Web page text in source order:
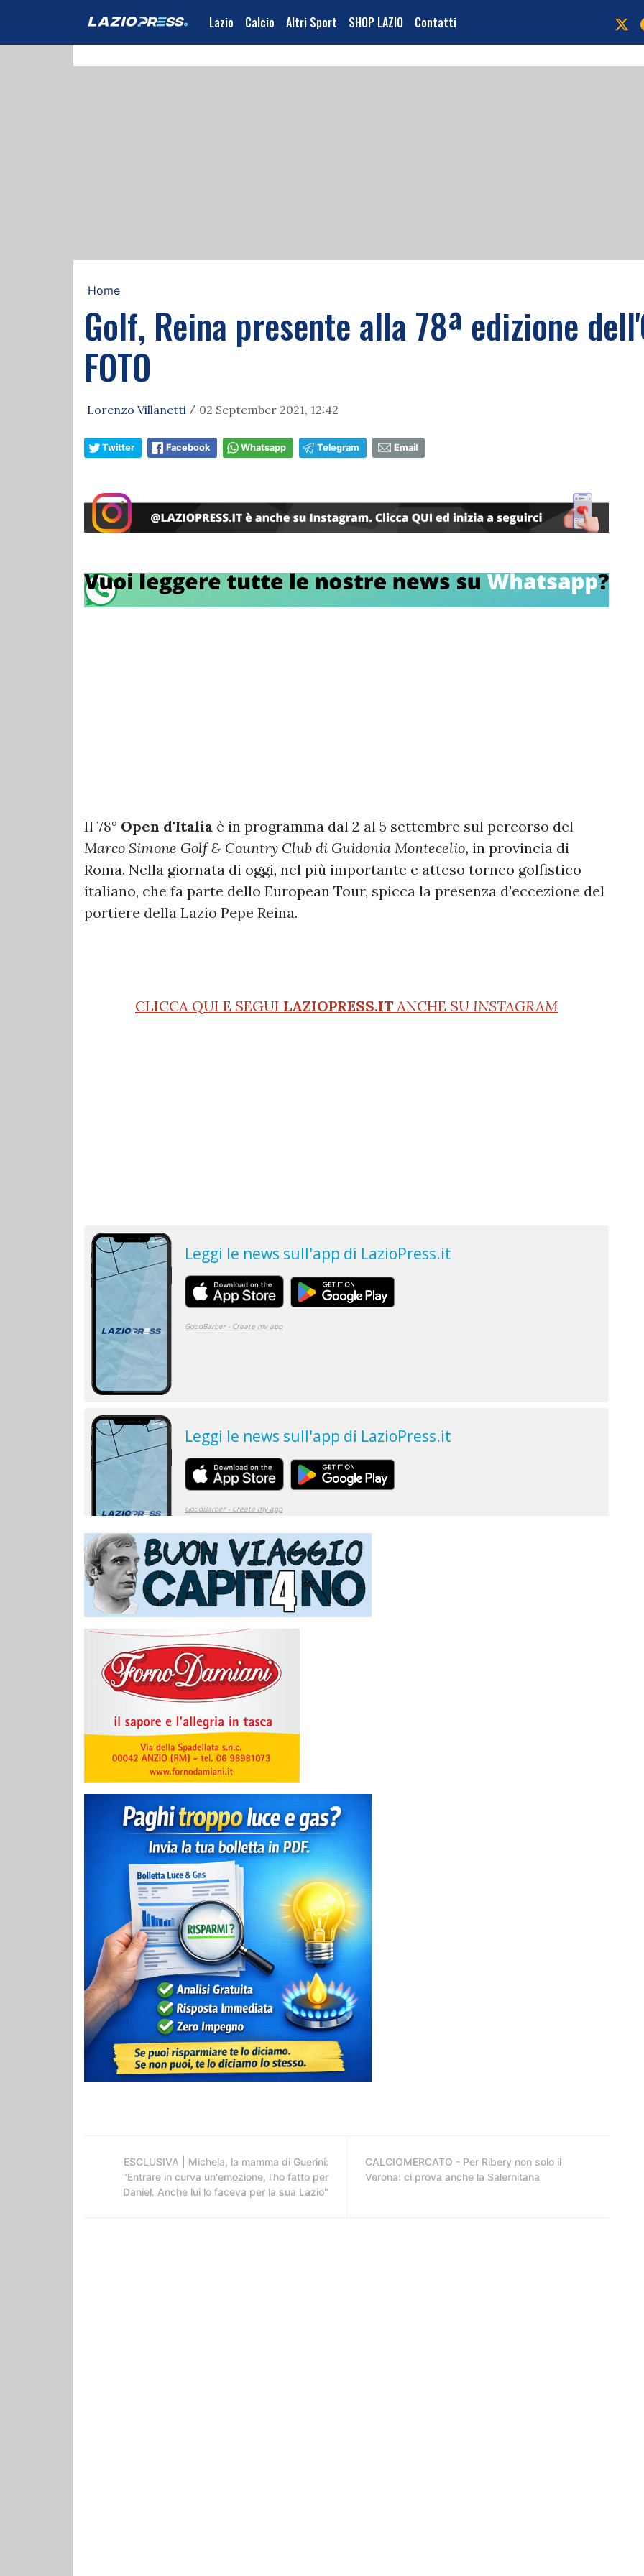
Lazio Calcio Altri Sport SHOP LAZIO Contatti
Home
Golf, Reina presente alla 78ª edizione
FOTO
Lorenzo Villanetti / 02 September 2021, 12:42
Twitter Facebook Whatsapp Telegram Email
Il 78° Open d'Italia è in programma dal 2 al 5 settembre sul percorso del
Marco Simone Golf & Country Club di Guidonia Montecelio, in provincia di
Roma. Nella giornata di oggi, nel più importante e atteso torneo golfistico
italiano, che fa parte dello European Tour, spicca la presenza d'eccezione del
portiere della Lazio Pepe Reina.
CLICCA QUI E SEGUI LAZIOPRESS.IT ANCHE SU INSTAGRAM
ESCLUSIVA | Michela, la mamma di Guerini:
"Entrare in curva un'emozione, l'ho fatto per
Daniel. Anche lui lo faceva per la sua Lazio"
CALCIOMERCATO - Per Ribery non solo il
Verona: ci prova anche la Salernitana